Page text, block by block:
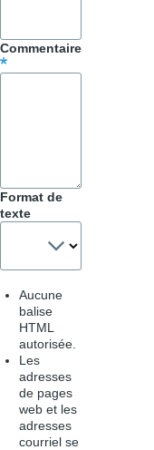
Commentaire
Format de
texte
Aucune
balise
HTML
autorisée.
Les
adresses
de pages
web et les
adresses
courriel se